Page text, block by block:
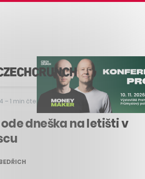
–1 min čtení
dneška na letišti v